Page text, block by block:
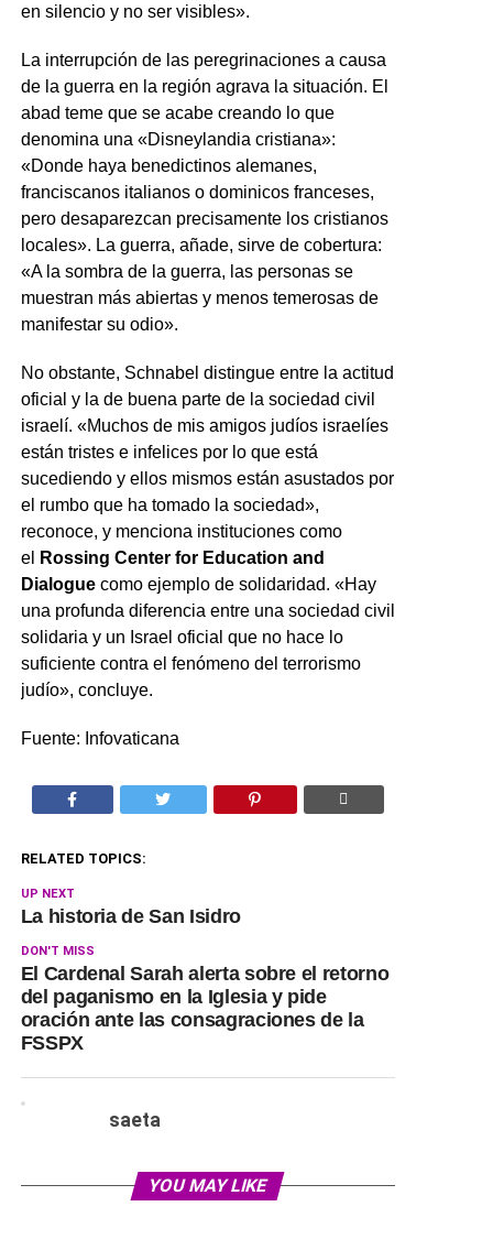
en silencio y no ser visibles».
La interrupción de las peregrinaciones a causa
de la guerra en la región agrava la situación. El
abad teme que se acabe creando lo que
denomina una «Disneylandia cristiana»:
«Donde haya benedictinos alemanes,
franciscanos italianos o dominicos franceses,
pero desaparezcan precisamente los cristianos
locales». La guerra, añade, sirve de cobertura:
«A la sombra de la guerra, las personas se
muestran más abiertas y menos temerosas de
manifestar su odio».
No obstante, Schnabel distingue entre la actitud
oficial y la de buena parte de la sociedad civil
israelí. «Muchos de mis amigos judíos israelíes
están tristes e infelices por lo que está
sucediendo y ellos mismos están asustados por
el rumbo que ha tomado la sociedad»,
reconoce, y menciona instituciones como
el
Rossing Center for Education and
Dialoguecomo ejemplo de solidaridad. «Hay
una profunda diferencia entre una sociedad civil
solidaria y un Israel oficial que no hace lo
suficiente contra el fenómeno del terrorismo
judío», concluye.
Fuente: Infovaticana
RELATED TOPICS:
UP NEXT
La historia de San Isidro
DON'T MISS
El Cardenal Sarah alerta sobre el retorno
del paganismo en la Iglesia y pide
oración ante las consagraciones de la
FSSPX
saeta
YOU MAY LIKE